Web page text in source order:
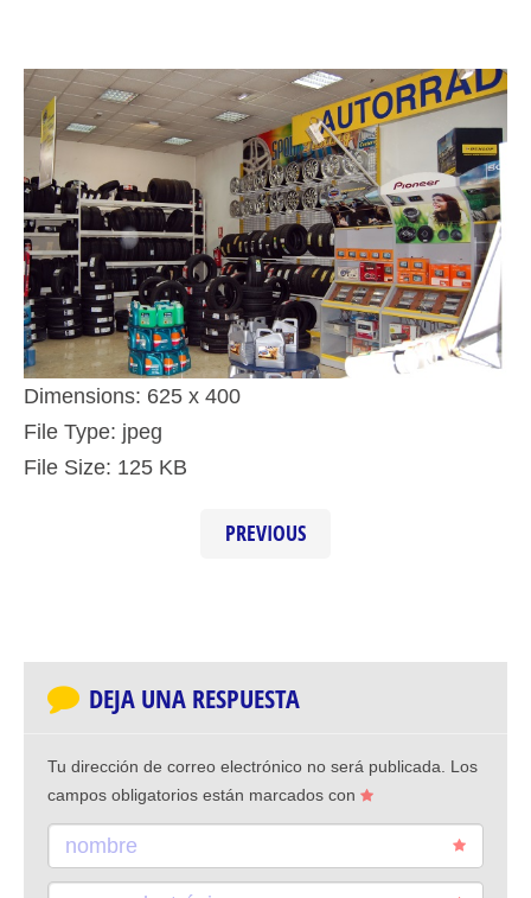
Dimensions: 625 x 400
File Type: jpeg
File Size: 125 KB
PREVIOUS
DEJA UNA RESPUESTA
Tu dirección de correo electrónico no será publicada.
Los
campos obligatorios están marcados con
nombre